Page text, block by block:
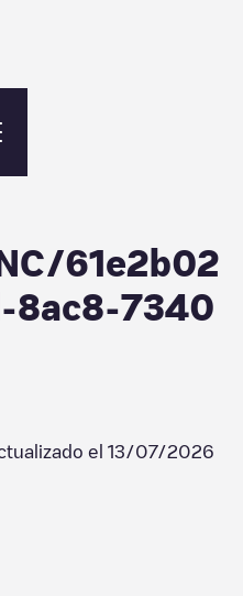
61e2b02
8ac8-7340
el 13/07/2026